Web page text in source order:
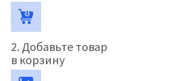
2. Добавьте товар
в корзину